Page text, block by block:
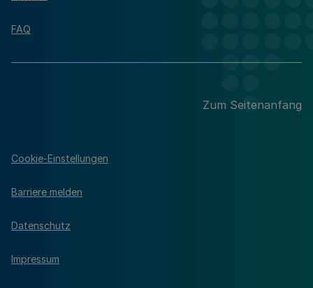
FAQ
Zum Seitenanfang
Cookie-Einstellungen
Barriere melden
Datenschutz
Impressum